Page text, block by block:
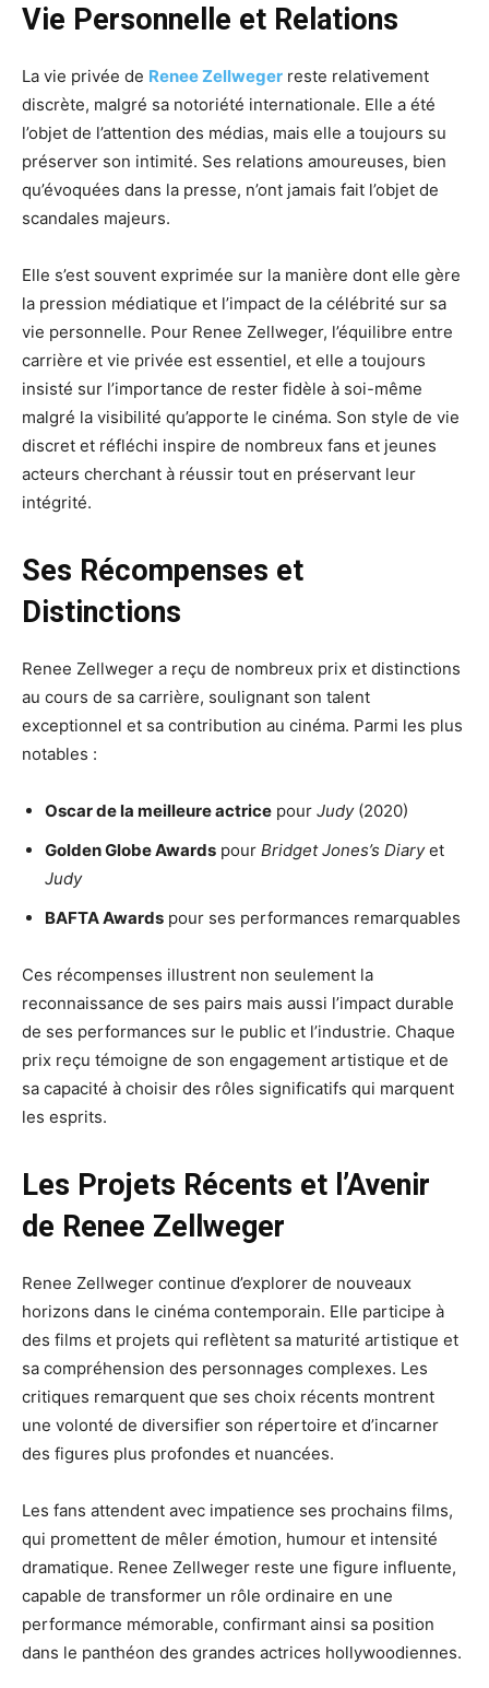
Vie Personnelle et Relations
La vie privée de Renee Zellweger reste relativement
discrète, malgré sa notoriété internationale. Elle a été
l’objet de l’attention des médias, mais elle a toujours su
préserver son intimité. Ses relations amoureuses, bien
qu’évoquées dans la presse, n’ont jamais fait l’objet de
scandales majeurs.
Elle s’est souvent exprimée sur la manière dont elle gère
la pression médiatique et l’impact de la célébrité sur sa
vie personnelle. Pour Renee Zellweger, l’équilibre entre
carrière et vie privée est essentiel, et elle a toujours
insisté sur l’importance de rester fidèle à soi-même
malgré la visibilité qu’apporte le cinéma. Son style de vie
discret et réfléchi inspire de nombreux fans et jeunes
acteurs cherchant à réussir tout en préservant leur
intégrité.
Ses Récompenses et
Distinctions
Renee Zellweger a reçu de nombreux prix et distinctions
au cours de sa carrière, soulignant son talent
exceptionnel et sa contribution au cinéma. Parmi les plus
notables :
Oscar de la meilleure actrice pour Judy(2020)
Golden Globe Awards pour Bridget Jones’s Diaryet
Judy
BAFTA Awards pour ses performances remarquables
Ces récompenses illustrent non seulement la
reconnaissance de ses pairs mais aussi l’impact durable
de ses performances sur le public et l’industrie. Chaque
prix reçu témoigne de son engagement artistique et de
sa capacité à choisir des rôles significatifs qui marquent
les esprits.
Les Projets Récents et l’Avenir
de Renee Zellweger
Renee Zellweger continue d’explorer de nouveaux
horizons dans le cinéma contemporain. Elle participe à
des films et projets qui reflètent sa maturité artistique et
sa compréhension des personnages complexes. Les
critiques remarquent que ses choix récents montrent
une volonté de diversifier son répertoire et d’incarner
des figures plus profondes et nuancées.
Les fans attendent avec impatience ses prochains films,
qui promettent de mêler émotion, humour et intensité
dramatique. Renee Zellweger reste une figure influente,
capable de transformer un rôle ordinaire en une
performance mémorable, confirmant ainsi sa position
dans le panthéon des grandes actrices hollywoodiennes.